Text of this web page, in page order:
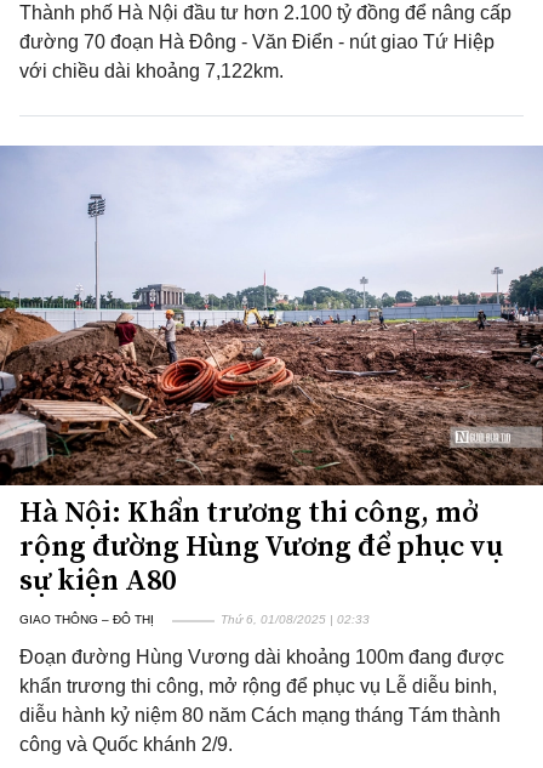
Thành phố Hà Nội đầu tư hơn 2.100 tỷ đồng để nâng cấp
đường 70 đoạn Hà Đông - Văn Điển - nút giao Tứ Hiệp
với chiều dài khoảng 7,122km.
Hà Nội: Khẩn trương thi công, mở
rộng đường Hùng Vương để phục vụ
sự kiện A80
GIAO THÔNG – ĐÔ THỊ Thứ 6, 01/08/2025 | 02:33
Đoạn đường Hùng Vương dài khoảng 100m đang được
khẩn trương thi công, mở rộng để phục vụ Lễ diễu binh,
diễu hành kỷ niệm 80 năm Cách mạng tháng Tám thành
công và Quốc khánh 2/9.